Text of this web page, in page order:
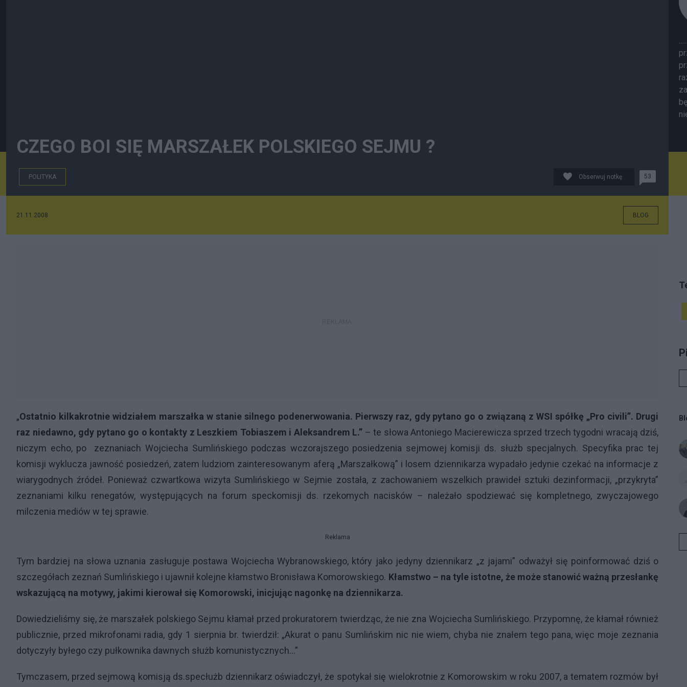
CZEGO BOI SIĘ MARSZAŁEK POLSKIEGO SEJMU ?
POLITYKA Obserwuj notkę 53
21.11.2008 BLOG
„Ostatnio kilkakrotnie widziałem marszałka w stanie silnego podenerwowania. Pierwszy raz, gdy pytano go o związaną z WSI spółkę „Pro civili”. Drugi
raz niedawno, gdy pytano go o kontakty z Leszkiem Tobiaszem i Aleksandrem L.” – te słowa Antoniego Macierewicza sprzed trzech tygodni wracają dziś,
niczym echo, po zeznaniach Wojciecha Sumlińskiego podczas wczorajszego posiedzenia sejmowej komisji ds. służb specjalnych. Specyfika prac tej
komisji wyklucza jawność posiedzeń, zatem ludziom zainteresowanym aferą „Marszałkową” i losem dziennikarza wypadało jedynie czekać na informacje z
wiarygodnych źródeł. Ponieważ czwartkowa wizyta Sumlińskiego w Sejmie została, z zachowaniem wszelkich prawideł sztuki dezinformacji, „przykryta”
zeznaniami kilku renegatów, występujących na forum speckomisji ds. rzekomych nacisków – należało spodziewać się kompletnego, zwyczajowego
milczenia mediów w tej sprawie.
Reklama
Tym bardziej na słowa uznania zasługuje postawa Wojciecha Wybranowskiego, który jako jedyny dziennikarz „z jajami” odważył się poinformować dziś o
szczegółach zeznań Sumlińskiego i ujawnił kolejne kłamstwo Bronisława Komorowskiego. Kłamstwo – na tyle istotne, że może stanowić ważną przesłankę
wskazującą na motywy, jakimi kierował się Komorowski, inicjując nagonkę na dziennikarza.
Dowiedzieliśmy się, że marszałek polskiego Sejmu kłamał przed prokuratorem twierdząc, że nie zna Wojciecha Sumlińskiego. Przypomnę, że kłamał również
publicznie, przed mikrofonami radia, gdy 1 sierpnia br. twierdził: „Akurat o panu Sumlińskim nic nie wiem, chyba nie znałem tego pana, więc moje zeznania
dotyczyły byłego czy pułkownika dawnych służb komunistycznych...”
Tymczasem, przed sejmową komisją ds.specłużb dziennikarz oświadczył, że spotykał się wielokrotnie z Komorowskim w roku 2007, a tematem rozmów był